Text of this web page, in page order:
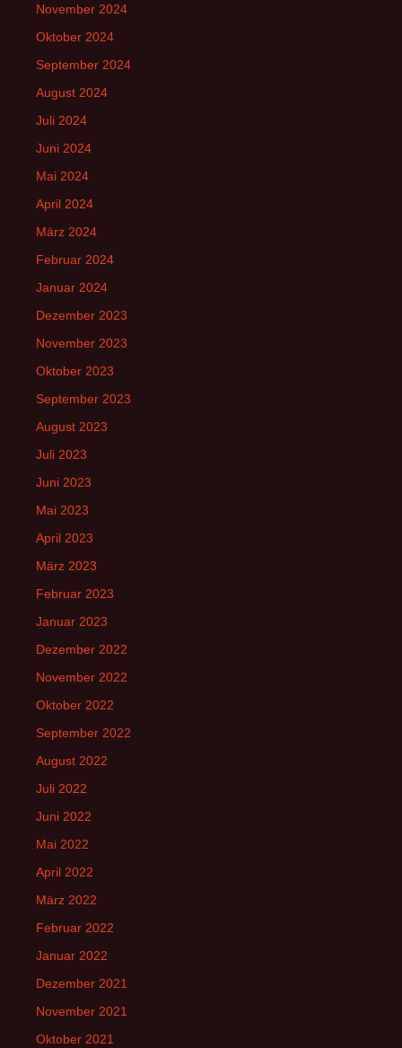
November 2024
Oktober 2024
September 2024
August 2024
Juli 2024
Juni 2024
Mai 2024
April 2024
März 2024
Februar 2024
Januar 2024
Dezember 2023
November 2023
Oktober 2023
September 2023
August 2023
Juli 2023
Juni 2023
Mai 2023
April 2023
März 2023
Februar 2023
Januar 2023
Dezember 2022
November 2022
Oktober 2022
September 2022
August 2022
Juli 2022
Juni 2022
Mai 2022
April 2022
März 2022
Februar 2022
Januar 2022
Dezember 2021
November 2021
Oktober 2021